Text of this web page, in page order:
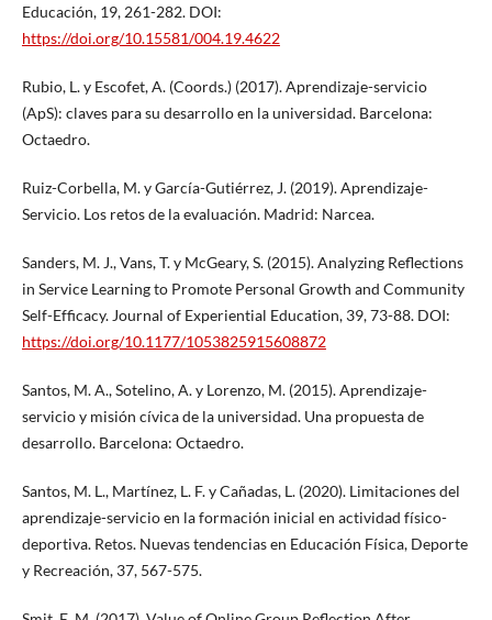
Educación, 19, 261-282. DOI:
https://doi.org/10.15581/004.19.4622
Rubio, L. y Escofet, A. (Coords.) (2017). Aprendizaje-servicio
(ApS): claves para su desarrollo en la universidad. Barcelona:
Octaedro.
Ruiz-Corbella, M. y García-Gutiérrez, J. (2019). Aprendizaje-
Servicio. Los retos de la evaluación. Madrid: Narcea.
Sanders, M. J., Vans, T. y McGeary, S. (2015). Analyzing Reflections
in Service Learning to Promote Personal Growth and Community
Self-Efficacy. Journal of Experiential Education, 39, 73-88. DOI:
https://doi.org/10.1177/1053825915608872
Santos, M. A., Sotelino, A. y Lorenzo, M. (2015). Aprendizaje-
servicio y misión cívica de la universidad. Una propuesta de
desarrollo. Barcelona: Octaedro.
Santos, M. L., Martínez, L. F. y Cañadas, L. (2020). Limitaciones del
aprendizaje-servicio en la formación inicial en actividad físico-
deportiva. Retos. Nuevas tendencias en Educación Física, Deporte
y Recreación, 37, 567-575.